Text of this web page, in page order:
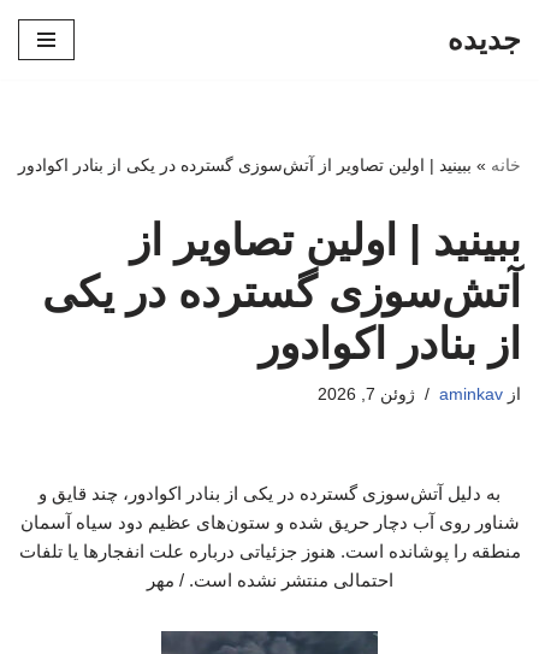
جدیده
خانه » ببینید | اولین تصاویر از آتش‌سوزی گسترده در یکی از بنادر اکوادور
ببینید | اولین تصاویر از
آتش‌سوزی گسترده در یکی
از بنادر اکوادور
از aminkav ژوئن 7, 2026
به دلیل آتش‌سوزی گسترده در یکی از بنادر اکوادور، چند قایق و
شناور روی آب دچار حریق شده‌ و ستون‌های عظیم دود سیاه آسمان
منطقه را پوشانده است. هنوز جزئیاتی درباره علت انفجارها یا تلفات
احتمالی منتشر نشده است. / مهر